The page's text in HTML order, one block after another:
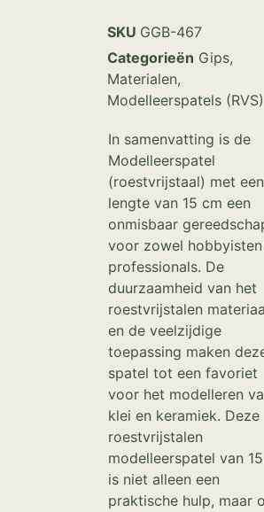
SKU GGB-467
Categorieën Gips,
Materialen,
Modelleerspatels (RVS)
In samenvatting is de
Modelleerspatel
(roestvrijstaal) met een
lengte van 15 cm een
onmisbaar
voor zowel
professionals. De
duurzaamheid van het
roestvrijstalen
en de veelzijdige
toepassing maken
spatel tot een favoriet
voor het modelleren
klei en keramiek. Deze
roestvrijstalen
modelleerspatel van
is niet alleen een
praktische hulp, maar